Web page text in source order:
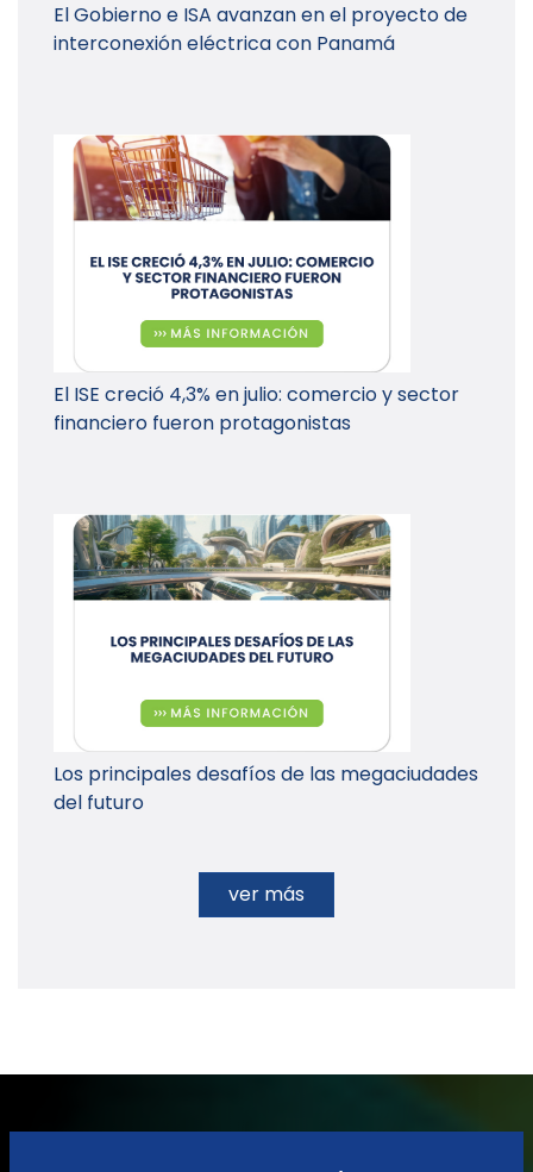
El Gobierno e ISA avanzan en el proyecto de
interconexión eléctrica con Panamá
El ISE creció 4,3% en julio: comercio y sector
financiero fueron protagonistas
Los principales desafíos de las megaciudades
del futuro
ver más